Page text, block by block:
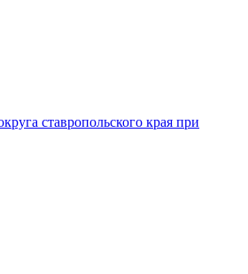
ставропольского края при